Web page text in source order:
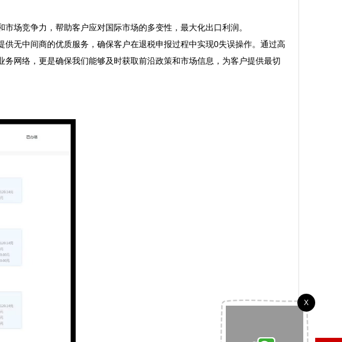
场竞争力，帮助客户应对国际市场的多变性，最大化出口利润。
无中间商的优质服务，确保客户在退税申报过程中实现0失误操作。通过高
网络，更是确保我们能够及时获取前沿政策和市场信息，为客户提供最切
X